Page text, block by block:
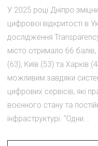
У 2025 році Дніпро
цифрової відкритості в
дослідження
місто отримало 66
(63), Київ (53) та Харків
можливим завдяки
цифрових сервісів, які
воєнного стану та
інфраструктурі. "Одни...